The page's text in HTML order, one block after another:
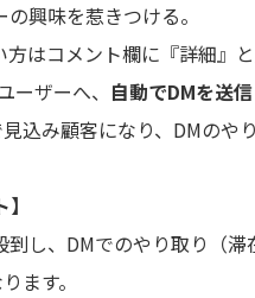
興味を惹きつける。
方はコメント欄に『詳細』
ーザーへ、 自動でDMを送信
込み顧客になり、DMの
到し、DMでのやり取り（
ます。